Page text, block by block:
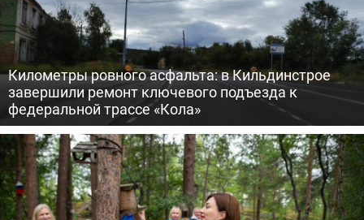
Километры ровного асфальта: в Кильдинстрое
завершили ремонт ключевого подъезда к
федеральной трассе «Кола»